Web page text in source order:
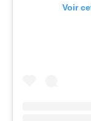
Voir